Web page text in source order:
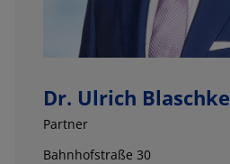
Dr. Ulrich Blaschke
Partner
Bahnhofstraße 30